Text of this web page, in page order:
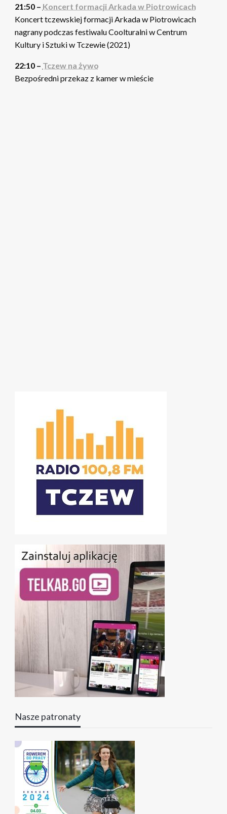
21:50 – Koncert formacji Arkada w Piotrowicach
Koncert tczewskiej formacji Arkada w Piotrowicach
nagrany podczas festiwalu Coolturalni w Centrum
Kultury i Sztuki w Tczewie (2021)
22:10 – Tczew na żywo
Bezpośredni przekaz z kamer w mieście
Nasze patronaty